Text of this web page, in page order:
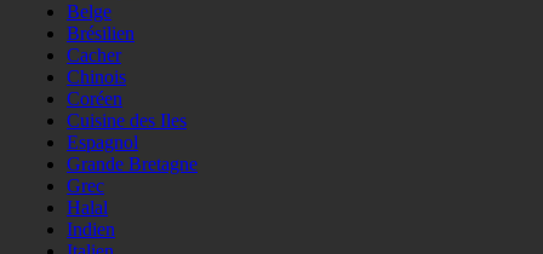
Belge
Brésilien
Cacher
Chinois
Coréen
Cuisine des Iles
Espagnol
Grande Bretagne
Grec
Halal
Indien